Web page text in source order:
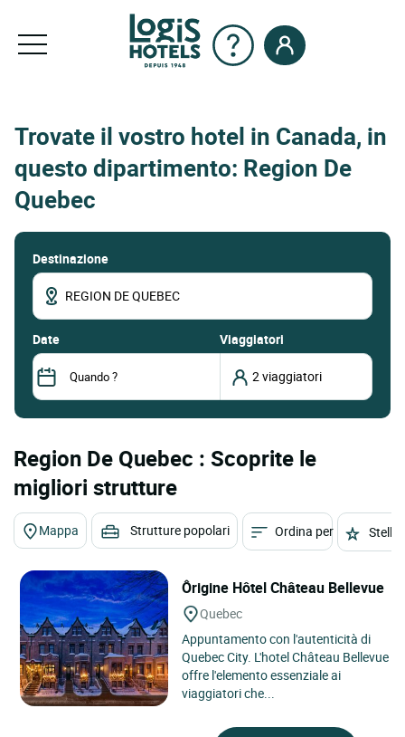
Trovate il vostro hotel in Canada, in
questo dipartimento: Region De
Quebec
Destinazione
date Viaggiatori
Region De Quebec : Scoprite le
migliori strutture
Mappa Strutture popolari Ordina per Stelle
Ôrigine Hôtel Château Bellevue
Quebec
Appuntamento con l'autenticità di
Quebec City. L'hotel Château Bellevue
offre l'elemento essenziale ai
viaggiatori che...